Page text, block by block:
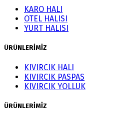
KARO HALI
OTEL HALISI
YURT HALISI
ÜRÜNLERİMİZ
KIVIRCIK HALI
KIVIRCIK PASPAS
KIVIRCIK YOLLUK
ÜRÜNLERİMİZ